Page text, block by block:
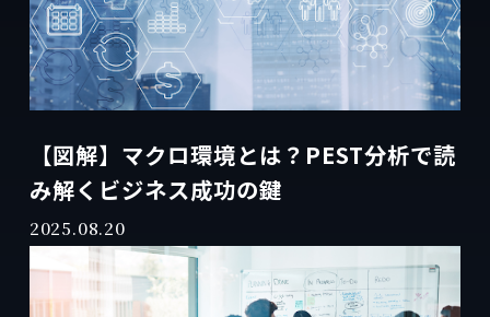
【図解】マクロ環境とは？PEST分析で読
み解くビジネス成功の鍵
2025.08.20